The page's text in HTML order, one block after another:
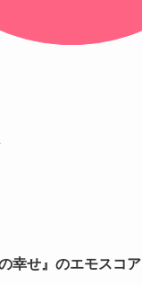
幸せ』のエモスコア